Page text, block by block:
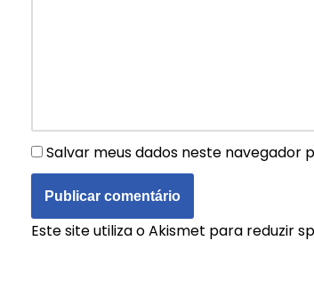
Salvar meus dados neste navegador
Este site utiliza o Akismet para reduzir